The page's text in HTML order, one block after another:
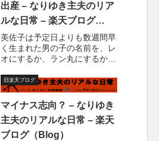
出産 – なりゆき主夫のリア
ルな日常 – 楽天ブログ
（Blog）
美佐子は予定日よりも数週間早
く生まれた男の子の名前を、レ
オにするか、ラン丸にするか
両方とも反対した。結局この赤
ん坊は、昔からある名称、「太
郎」（仮名）と名づけられた。
太郎は保育器に数週間入ってい
る必要があった。未...
旧楽天ブログ
マイナス志向？ – なりゆき
主夫のリアルな日常 – 楽天
ブログ（Blog）